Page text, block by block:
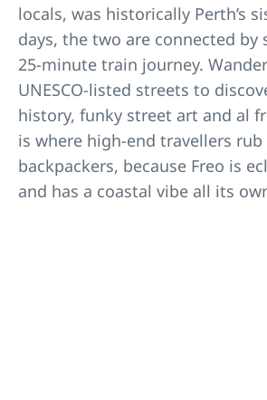
locals, was historically Perth’s
days, the two are connected by
25-minute train journey.
UNESCO-listed streets to
history, funky street art and al
is where high-end travellers
backpackers, because Freo is
and has a coastal vibe all its